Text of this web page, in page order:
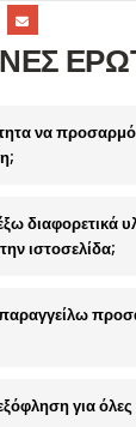
να
διαφορετικά
ιστοσελίδα;
για όλες